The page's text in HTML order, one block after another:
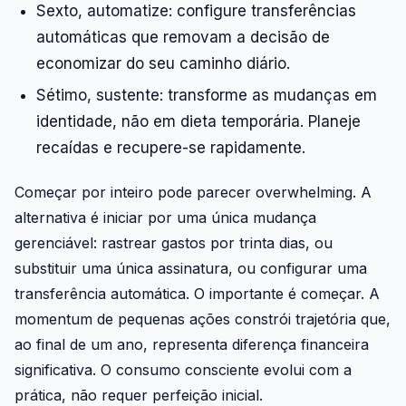
Sexto, automatize: configure transferências
automáticas que removam a decisão de
economizar do seu caminho diário.
Sétimo, sustente: transforme as mudanças em
identidade, não em dieta temporária. Planeje
recaídas e recupere-se rapidamente.
Começar por inteiro pode parecer overwhelming. A
alternativa é iniciar por uma única mudança
gerenciável: rastrear gastos por trinta dias, ou
substituir uma única assinatura, ou configurar uma
transferência automática. O importante é começar. A
momentum de pequenas ações constrói trajetória que,
ao final de um ano, representa diferença financeira
significativa. O consumo consciente evolui com a
prática, não requer perfeição inicial.